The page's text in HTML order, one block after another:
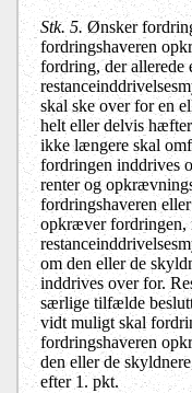
Stk. 5. Ønsker
fordringshaveren
fordring, der allerede
skal ske over for en
helt eller delvis
ikke længere skal
fordringen inddrives
renter og
fordringshaveren
opkræver fordringen,
om den eller de
inddrives over for.
særlige tilfælde
vidt muligt skal
fordringshaveren
den eller de
efter 1. pkt.